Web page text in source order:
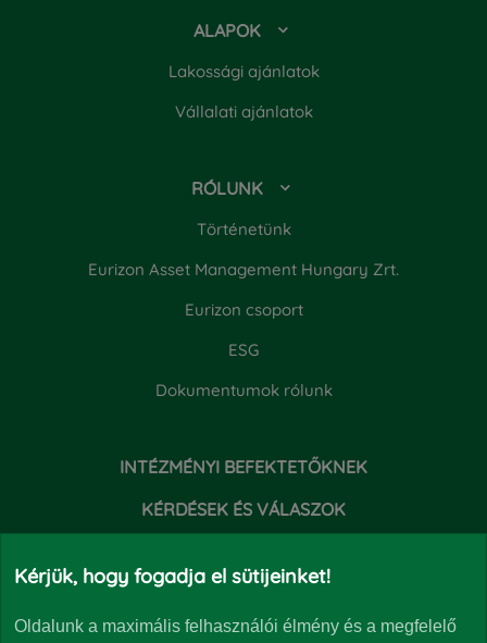
ALAPOK
Lakossági ajánlatok
Vállalati ajánlatok
RÓLUNK
Történetünk
Eurizon Asset Management Hungary Zrt.
Eurizon csoport
ESG
Dokumentumok rólunk
INTÉZMÉNYI BEFEKTETŐKNEK
KÉRDÉSEK ÉS VÁLASZOK
Kérjük, hogy fogadja el sütijeinket!
Oldalunk a maximális felhasználói élmény és a megfelelő